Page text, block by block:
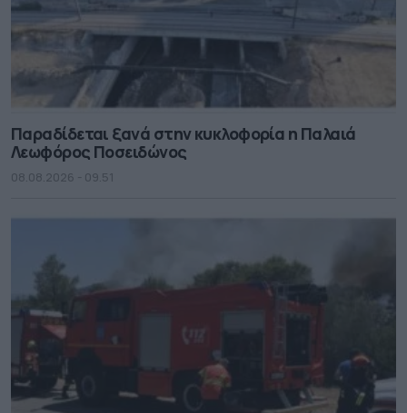
Παραδίδεται ξανά στην κυκλοφορία η Παλαιά
Λεωφόρος Ποσειδώνος
08.08.2026 - 09.51